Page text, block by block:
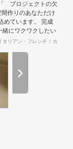
プロジェクトの欠
作りのあなただけ
めています。 完成
緒にワクワクしたい
タリアン・フレンチ カフェ